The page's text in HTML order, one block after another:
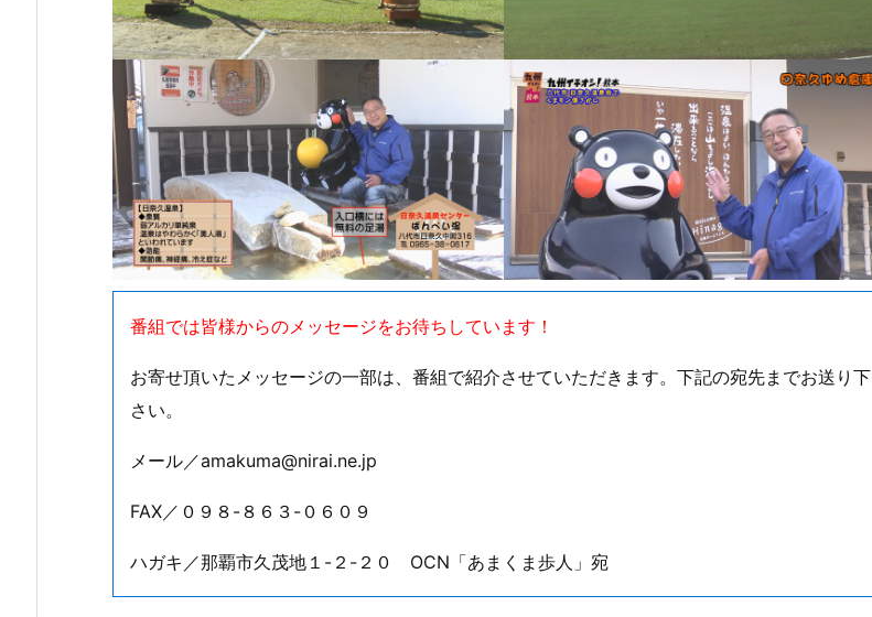
番組では皆様からのメッセージをお待ちしています！
お寄せ頂いたメッセージの一部は、番組で紹介させていただきます。下記の宛先までお送り下
さい。
メール／amakuma@nirai.ne.jp
FAX／０９８-８６３-０６０９
ハガキ／那覇市久茂地１-２-２０ OCN「あまくま歩人」宛
容
容